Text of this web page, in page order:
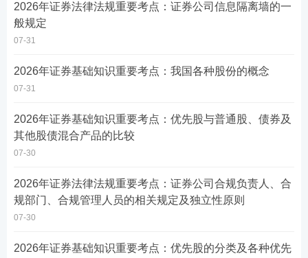
2026年证券法律法规重要考点：证券公司信息隔离墙的一
般规定
07-31
2026年证券基础知识重要考点：我国各种股份的概念
07-31
2026年证券基础知识重要考点：优先股与普通股、债券及
其他股债混合产品的比较
07-30
2026年证券法律法规重要考点：证券公司合规负责人、合
规部门、合规管理人员的相关规定及独立性原则
07-30
2026年证券基础知识重要考点：优先股的分类及各种优先